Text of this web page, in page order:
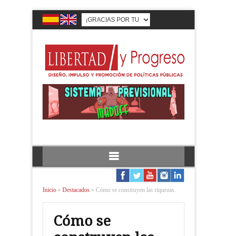
Inicio » Destacados » Cómo se construyen las riquezas.
Cómo se